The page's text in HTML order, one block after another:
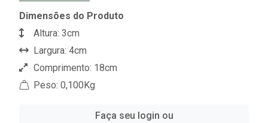
Dimensões do Produto
Altura: 3cm
Largura: 4cm
Comprimento: 18cm
Peso: 0,100Kg
Faça seu login ou